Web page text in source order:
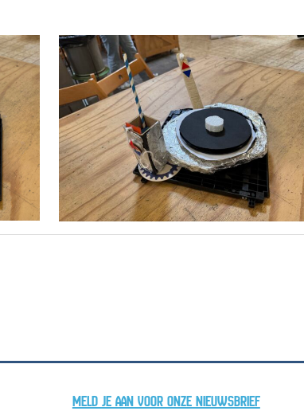
MELD JE AAN VOOR ONZE NIEUWSBRIEF